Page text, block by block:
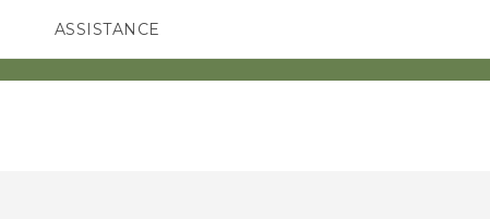
SMARTPHONES
ASSISTANCE
Appareils HTC & Accessoires